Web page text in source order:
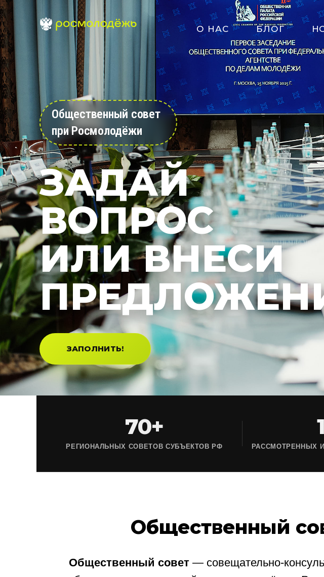
О НАС БЛОГ
Общественный совет
при Росмолодёжи
ЗАДАЙ
ВОПРОС
ИЛИ ВНЕСИ
ЗАПОЛНИТЬ!
70+
РЕГИОНАЛЬНЫХ СОВЕТОВ СУБЪЕКТОВ РФ РАССМОТРЕННЫХ
Общественный
Общественный совет— совещательно-